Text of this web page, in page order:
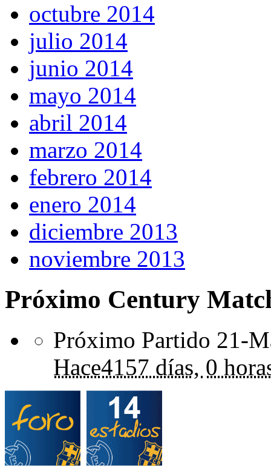
octubre 2014
julio 2014
junio 2014
mayo 2014
abril 2014
marzo 2014
febrero 2014
enero 2014
diciembre 2013
noviembre 2013
Próximo Century
Próximo Partido 21-
Hace4157 días, 0